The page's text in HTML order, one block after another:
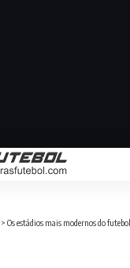
> Os estádios mais modernos do futebol